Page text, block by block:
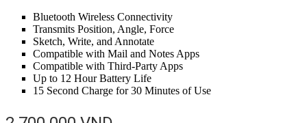
Bluetooth Wireless Connectivity
Transmits Position, Angle, Force
Sketch, Write, and Annotate
Compatible with Mail and Notes Apps
Compatible with Third-Party Apps
Up to 12 Hour Battery Life
15 Second Charge for 30 Minutes of Use